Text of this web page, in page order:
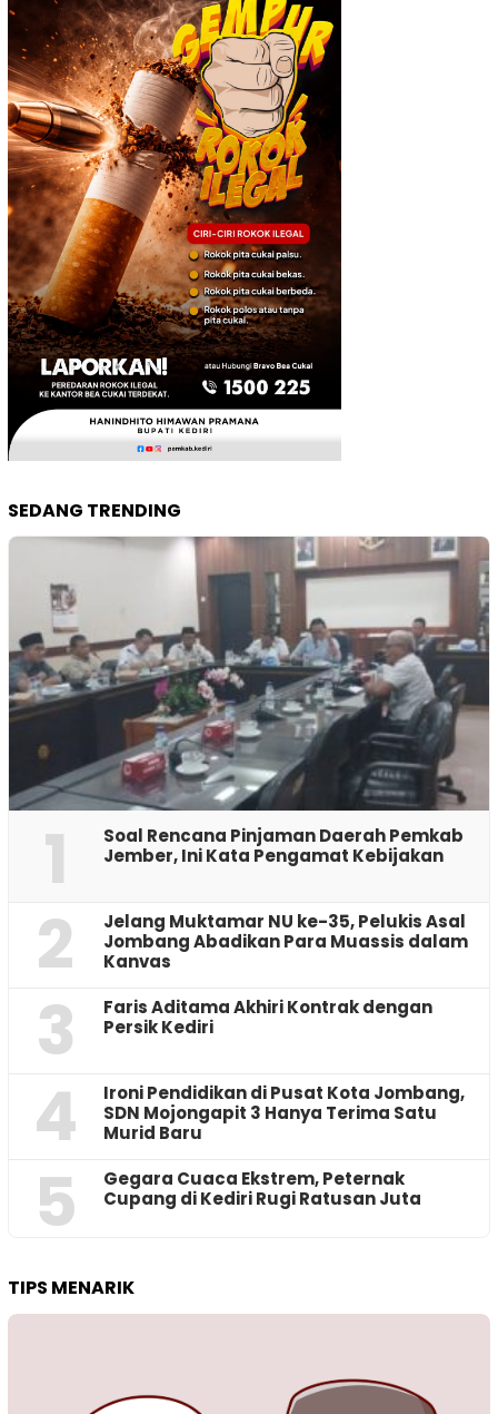
SEDANG TRENDING
1
‎Soal Rencana Pinjaman Daerah Pemkab
Jember, Ini Kata Pengamat Kebijakan ‎
2
Jelang Muktamar NU ke-35, Pelukis Asal
Jombang Abadikan Para Muassis dalam
Kanvas
3
Faris Aditama Akhiri Kontrak dengan
Persik Kediri
4
Ironi Pendidikan di Pusat Kota Jombang,
SDN Mojongapit 3 Hanya Terima Satu
Murid Baru
5
‎Gegara Cuaca Ekstrem, Peternak
Cupang di Kediri Rugi Ratusan Juta
TIPS MENARIK